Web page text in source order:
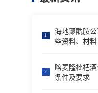
1
海地聚酰胺
些资料、材料
2
喀麦隆枇杷
条件及要求